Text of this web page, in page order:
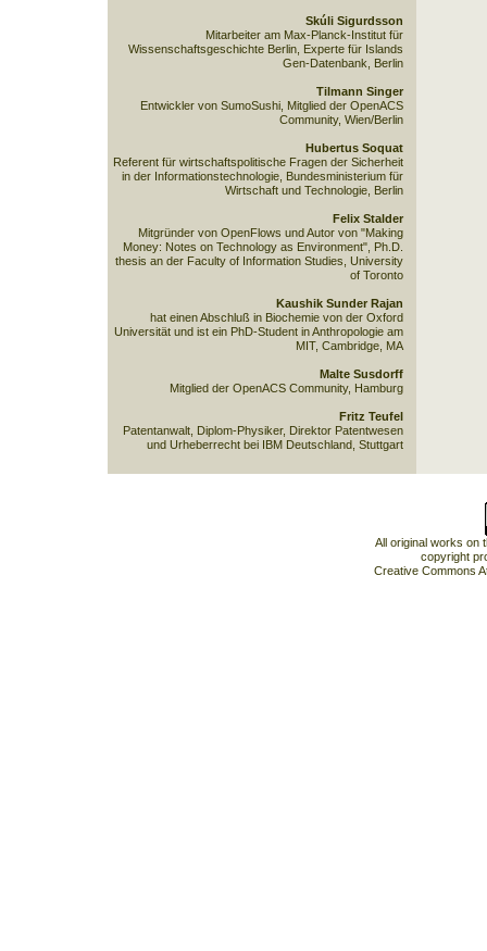
Skúli Sigurdsson
Mitarbeiter am Max-Planck-Institut für
Wissenschaftsgeschichte Berlin, Experte für Islands
Gen-Datenbank, Berlin
Tilmann Singer
Entwickler von SumoSushi, Mitglied der OpenACS
Community, Wien/Berlin
Hubertus Soquat
Referent für wirtschaftspolitische Fragen der Sicherheit
in der Informationstechnologie, Bundesministerium für
Wirtschaft und Technologie, Berlin
Felix Stalder
Mitgründer von OpenFlows und Autor von "Making
Money: Notes on Technology as Environment", Ph.D.
thesis an der Faculty of Information Studies, University
of Toronto
Kaushik Sunder Rajan
hat einen Abschluß in Biochemie von der Oxford
Universität und ist ein PhD-Student in Anthropologie am
MIT, Cambridge, MA
Malte Susdorff
Mitglied der OpenACS Community, Hamburg
Fritz Teufel
Patentanwalt, Diplom-Physiker, Direktor Patentwesen
und Urheberrecht bei IBM Deutschland, Stuttgart
All original works on
copyright
Creative Commons